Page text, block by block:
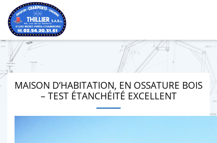
MAISON D’HABITATION, EN OSSATURE BOIS
– TEST ÉTANCHÉITÉ EXCELLENT